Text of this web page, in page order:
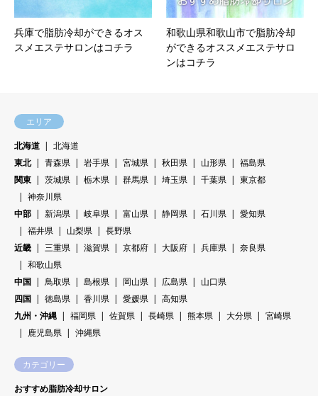
兵庫で脂肪冷却ができるオス
スメエステサロンはコチラ
和歌山県和歌山市で脂肪冷却
ができるオススメエステサロ
ンはコチラ
エリア
北海道
北海道
東北
青森県 岩手県 宮城県 秋田県 山形県
福島県
関東
茨城県 栃木県 群馬県 埼玉県 千葉県
東京都
神奈川県
中部
新潟県 岐阜県 富山県 静岡県 石川県
愛知県
福井県
山梨県
長野県
近畿
三重県 滋賀県 京都府 大阪府 兵庫県
奈良県
和歌山県
中国
鳥取県 島根県 岡山県 広島県
山口県
四国
徳島県 香川県 愛媛県
高知県
九州・沖縄
福岡県 佐賀県 長崎県 熊本県 大分県
宮崎県
鹿児島県
沖縄県
カテゴリー
おすすめ脂肪冷却サロン